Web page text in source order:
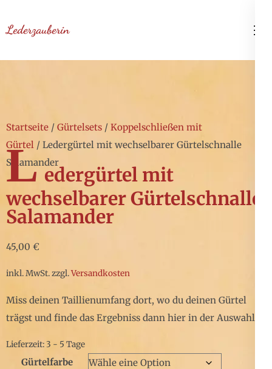
Inhalt
(Enter
Lederzauberin
Startseite / Gürtelsets / Koppelschließen mit
Gürtel / Ledergürtel mit wechselbarer Gürtelschnalle
Salamander
L edergürtel mit
wechselbarer Gürtelschnalle
Salamander
45,00 €
inkl. MwSt.zzgl.Versandkosten
Miss deinen Taillienumfang dort, wo du deinen Gürtel
trägst und finde das Ergebniss dann hier in der Auswahl.
Lieferzeit: 3 - 5 Tage
Gürtelfarbe